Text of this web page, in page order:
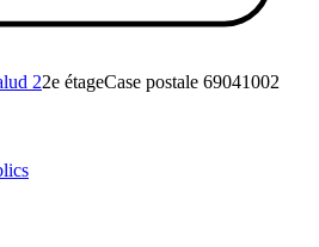
22e étageCase postale 69041002